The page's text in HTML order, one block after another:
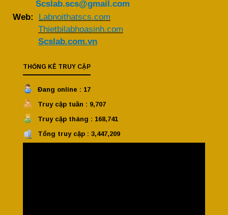
Scslab.scs@gmail.com
Web: Labnoithatscs.com
Thietbilabhoasinh.com
Scslab.com.vn
THỐNG KÊ TRUY CẬP
Đang online : 17
Truy cập tuần : 9,707
Truy cập tháng : 168,741
Tổng truy cập : 3,447,209